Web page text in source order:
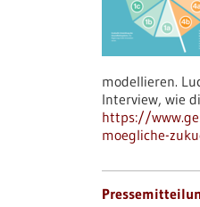
modellieren.
Interview, wie
https://
moegliche-